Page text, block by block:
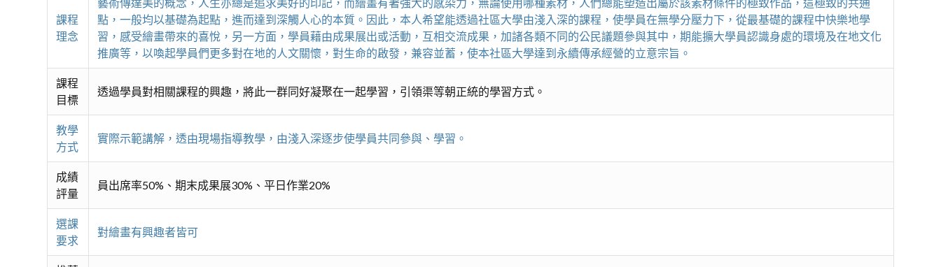
課程
理念
點，一般均以基礎為起點，進而達到深觸人心的本質。因此，本人希望能透過社區大學由淺入深的課程，使學員在無學分壓力下，從最基礎的課程中快樂地學
習，感受繪畫帶來的喜悅，另一方面，學員藉由成果展出或活動，互相交流成果，加諸各類不同的公民議題參與其中，期能擴大學員認識身處的環境及在地文化
推廣等，以喚起學員們更多對在地的人文關懷，對生命的啟發，兼容並蓄，使本社區大學達到永續傳承經營的立意宗旨。
課程
目標
透過學員對相關課程的興趣，將此一群同好凝聚在一起學習，引領渠等朝正統的學習方式。
教學
方式
實際示範講解，透由現場指導教學，由淺入深逐步使學員共同參與、學習。
成績
評量
員出席率50%、期末成果展30%、平日作業20%
選課
要求
對繪畫有興趣者皆可